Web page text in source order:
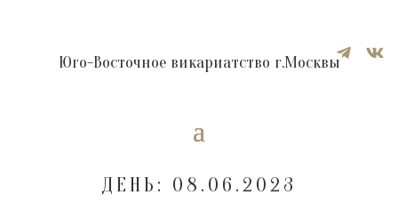
 
Юго-Восточное викариатство г.Москвы
ДЕНЬ: 08.06.2023